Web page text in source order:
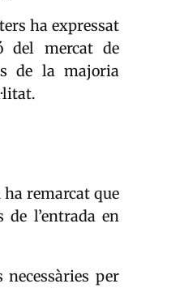
ha expressat
del mercat de
de la majoria
ha remarcat que
l’entrada en
per